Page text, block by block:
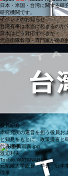
台湾
一般社団法人 日米台関係研究
ABOUT US
一般社団法人 日米台関係研
Japan-U.S.-Taiwan Relations
日本・米国・台湾に関する
研究機関です。
​イベントのお知らせ
台湾有事は本当に起きるのか
日本はどう対応すべきか
元自衛隊幹部・専門家が徹底
現場を指揮した防衛の専門家
浅野和生
（平成国際大学教授・法学博
国際政治・情報戦の専門家
他、多数登壇